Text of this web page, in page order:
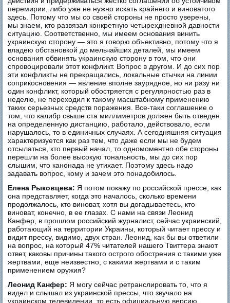
перемирии, либо уже не нужно искать крайнего и виноватого
здесь. Потому что мы со своей стороны не просто уверены,
мы знаем, кто развязал конкретную четырехдневной давности
ситуацию. Соответственно, мы имеем основания винить
украинскую сторону — это я говорю объективно, потому что я
владею обстановкой до мельчайших деталей, мы имеем
основания обвинять украинскую сторону в том, что они
спровоцировали этот конфликт. Вопрос в другом. И до сих пор
эти конфликты не прекращались, локальные стычки на линии
соприкосновения — явление вполне заурядное, но ни разу ни
один конфликт, который обостряется с регулярностью раз в
неделю, не переходил к такому масштабному применению
таких серьезных средств поражения. Все-таки соглашение о
том, что калибр свыше ста миллиметров должен быть отведен
на определенную дистанцию, работало, действовало, если
нарушалось, то в единичных случаях. А сегодняшняя ситуация
характеризуется как раз тем, что даже если мы не будем
отсылаться, кто первый начал, то одномоментно обе стороны
перешли на более высокую тональность, мы до сих пор
слышим, что канонада не утихает. Поэтому здесь надо
задавать вопрос, кому и зачем это понадобилось.
Елена Рыковцева: Я потом покажу по российской прессе, как
она представляет, когда это началось, сколько времени
продолжалось, кто виноват, хотя вы догадываетесь, кто
виноват, конечно, в ее глазах. С нами на связи Леонид
Канфер, в прошлом российский журналист, сейчас украинский,
работающий на территории Украины, который читает прессу и
видит прессу, видимо, двух стран. Леонид, как бы вы ответили
на вопрос, на который 47% читателей нашего Твиттера знают
ответ, каковы причины такого острого обострения с такими уже
жертвами, еще неизвестно, с какими жертвами и с таким
применением оружия?
Леонид Канфер: Я могу сейчас ретранслировать то, что я
видел и слышал из украинской прессы, что звучало на
украинском телевидении, то есть официальную версию.